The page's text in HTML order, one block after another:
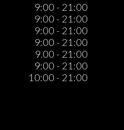
9:00 - 21:00
9:00 - 21:00
9:00 - 21:00
9:00 - 21:00
9.00 - 21:00
9:00 - 21:00
10:00 - 21:00